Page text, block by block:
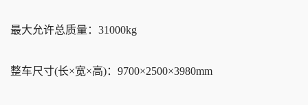
最大允许总质量：31000kg
整车尺寸(长×宽×高)：9700×2500×3980mm